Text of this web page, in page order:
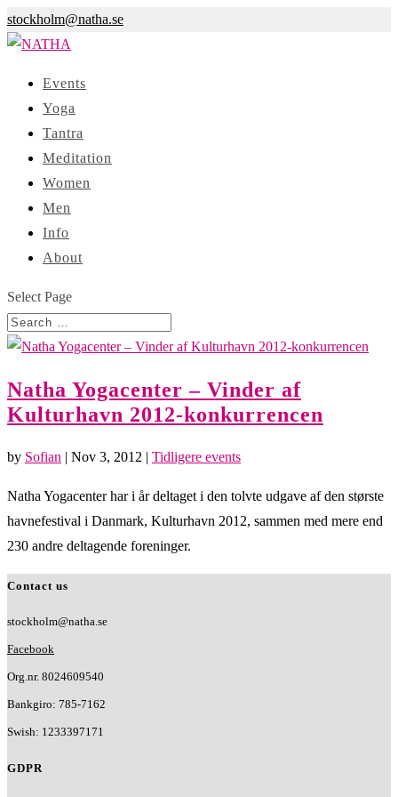
stockholm@natha.se
Events
Yoga
Tantra
Meditation
Women
Men
Info
About
Select Page
Natha Yogacenter – Vinder af
Kulturhavn 2012-konkurrencen
by Sofian | Nov 3, 2012 | Tidligere events
Natha Yogacenter har i år deltaget i den tolvte udgave af den største
havnefestival i Danmark, Kulturhavn 2012, sammen med mere end
230 andre deltagende foreninger.
Contact us
stockholm@natha.se
Facebook
Org.nr. 8024609540
Bankgiro: 785-7162
Swish: 1233397171
GDPR